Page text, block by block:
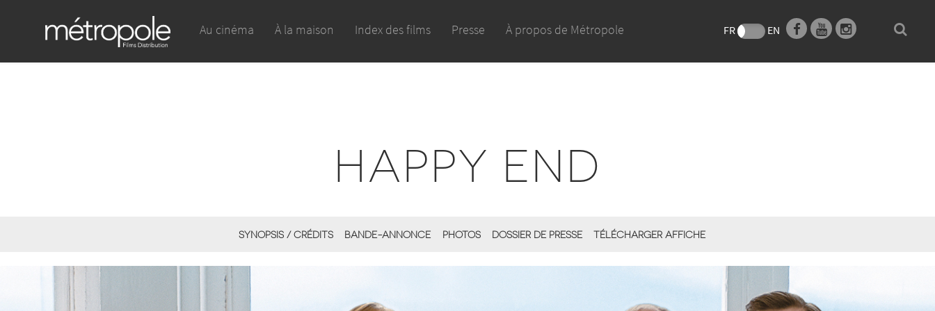
Au cinéma À la maison Index des films Presse À propos de Métropole FR EN
HAPPY END
SYNOPSIS / CRÉDITS BANDE-ANNONCE PHOTOS DOSSIER DE PRESSE TÉLÉCHARGER AFFICHE